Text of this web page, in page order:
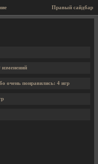
Правый сайдбар
elos
очень понравились: 4 игр